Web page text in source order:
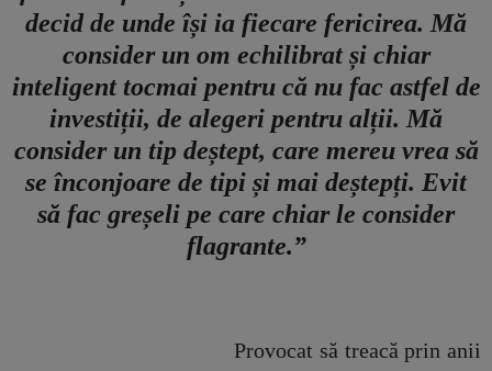
decid de unde își ia fiecare fericirea. Mă
consider un om echilibrat și chiar
inteligent tocmai pentru că nu fac astfel de
investiții, de alegeri pentru alții. Mă
consider un tip deștept, care mereu vrea să
se înconjoare de tipi și mai deștepți. Evit
să fac greșeli pe care chiar le consider
flagrante.”
Provocat să treacă prin anii